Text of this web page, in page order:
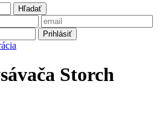
Hľadať
Prihlásiť
Storch